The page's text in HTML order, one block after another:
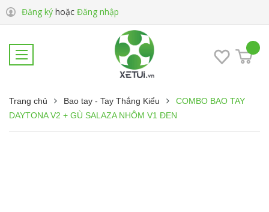
Đăng ký hoặc Đăng nhập
Trang chủ Bao tay - Tay Thắng Kiểu
COMBO BAO TAY
DAYTONA V2 + GÙ SALAZA NHÔM V1 ĐEN